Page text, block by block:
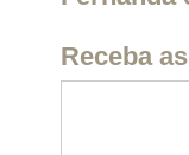
Receba